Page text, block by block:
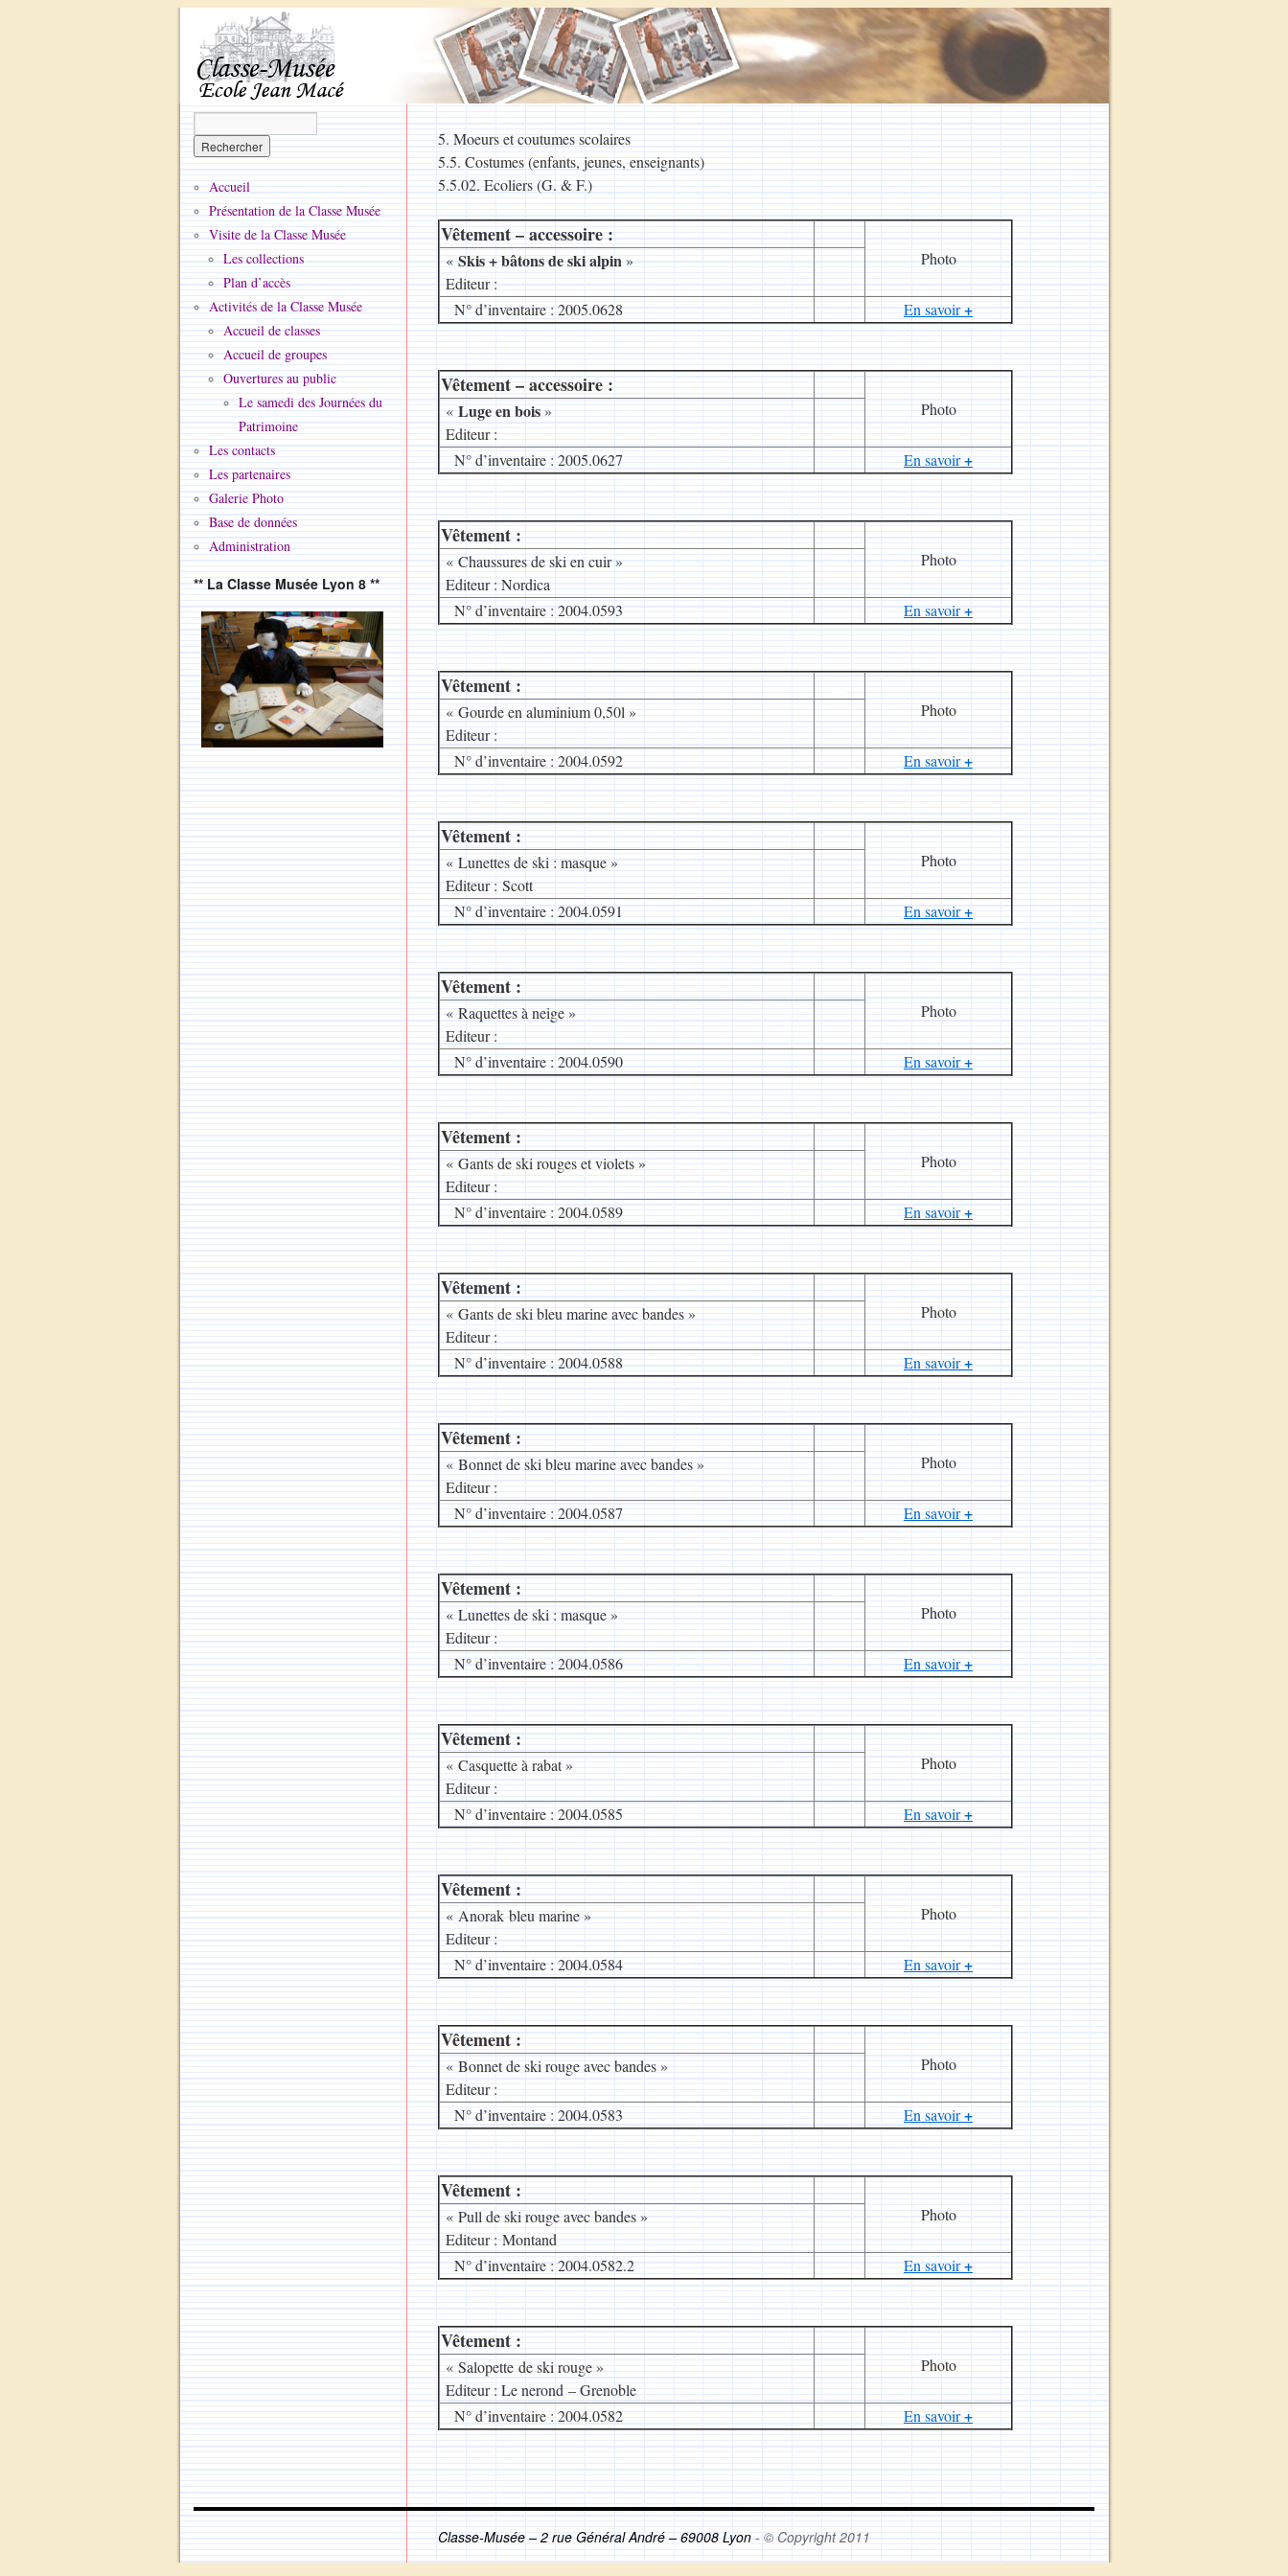
5. Moeurs et coutumes scolaires
5.5. Costumes (enfants, jeunes, enseignants)
5.5.02. Ecoliers (G. & F.)
Vêtement – accessoire :
__
Photo
«Skis + bâtons de ski alpin»
Editeur :
N° d’inventaire : 2005.0628
En savoir+
Vêtement – accessoire :
__
Photo
«Luge en bois»
Editeur :
N° d’inventaire : 2005.0627
En savoir+
Vêtement :
__
Photo
« Chaussures de ski en cuir »
Editeur : Nordica
N° d’inventaire : 2004.0593
En savoir+
Vêtement :
__
Photo
« Gourde en aluminium 0,50l »
Editeur :
N° d’inventaire : 2004.0592
En savoir+
Vêtement :
__
Photo
« Lunettes de ski : masque »
Editeur : Scott
N° d’inventaire : 2004.0591
En savoir+
Vêtement :
__
Photo
« Raquettes à neige »
Editeur :
N° d’inventaire : 2004.0590
En savoir+
Vêtement :
__
Photo
« Gants de ski rouges et violets »
Editeur :
N° d’inventaire : 2004.0589
En savoir+
Vêtement :
__
Photo
« Gants de ski bleu marine avec bandes »
Editeur :
N° d’inventaire : 2004.0588
En savoir+
Vêtement :
__
Photo
« Bonnet de ski bleu marine avec bandes »
Editeur :
N° d’inventaire : 2004.0587
En savoir+
Vêtement :
__
Photo
« Lunettes de ski : masque »
Editeur :
N° d’inventaire : 2004.0586
En savoir+
Vêtement :
__
Photo
« Casquette à rabat »
Editeur :
N° d’inventaire : 2004.0585
En savoir+
Vêtement :
__
Photo
« Anorak bleu marine »
Editeur :
N° d’inventaire : 2004.0584
En savoir+
Vêtement :
__
Photo
« Bonnet de ski rouge avec bandes »
Editeur :
N° d’inventaire : 2004.0583
En savoir+
Vêtement :
__
Photo
« Pull de ski rouge avec bandes »
Editeur : Montand
N° d’inventaire : 2004.0582.2
En savoir+
Vêtement :
__
Photo
« Salopette de ski rouge »
Editeur : Le nerond – Grenoble
N° d’inventaire : 2004.0582
En savoir+
Accueil
Présentation de la Classe Musée
Visite de la Classe Musée
Les collections
Plan d’accès
Activités de la Classe Musée
Accueil de classes
Accueil de groupes
Ouvertures au public
Le samedi des Journées du
Patrimoine
Les contacts
Les partenaires
Galerie Photo
Base de données
Administration
** La Classe Musée Lyon 8 **
Classe-Musée – 2 rue Général André – 69008 Lyon- © Copyright 2011